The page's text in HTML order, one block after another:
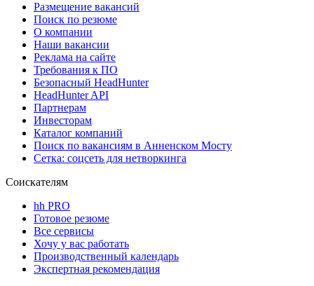
Размещение вакансий
Поиск по резюме
О компании
Наши вакансии
Реклама на сайте
Требования к ПО
Безопасный HeadHunter
HeadHunter API
Партнерам
Инвесторам
Каталог компаний
Поиск по вакансиям в Анненском Мосту
Сетка: соцсеть для нетворкинга
Соискателям
hh PRO
Готовое резюме
Все сервисы
Хочу у вас работать
Производственный календарь
Экспертная рекомендация